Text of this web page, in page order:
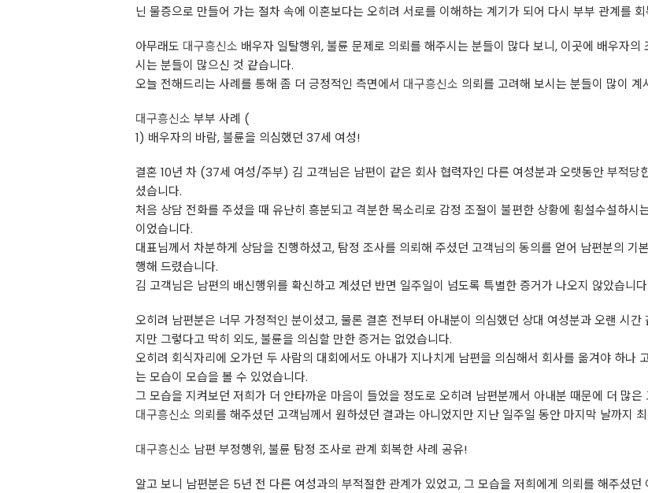
닌 물증으로 만들어 가는 절차 속에 이혼보다는 오히려 서로를 이해하는 계기가 되어 다시 부부 관계를
아무래도 대구흥신소 배우자 일탈행위, 불륜 문제로 의뢰를 해주시는 분들이 많다 보니, 이곳에 배우자
시는 분들이 많으신 것 같습니다.
오늘 전해드리는 사례를 통해 좀 더 긍정적인 측면에서 대구흥신소 의뢰를 고려해 보시는 분들이 많이 계
대구흥신소 부부 사례 (
1) 배우자의 바람, 불륜을 의심했던 37세 여성!
결혼 10년 차 (37세 여성/주부) 김 고객님은 남편이 같은 회사 협력자인 다른 여성분과 오랫동안 부적당
셨습니다.
처음 상담 전화를 주셨을 때 유난히 흥분되고 격분한 목소리로 감정 조절이 불편한 상황에 횡설수설하
이었습니다.
대표님께서 차분하게 상담을 진행하셨고, 탐정 조사를 의뢰해 주셨던 고객님의 동의를 얻어 남편분의 기
행해 드렸습니다.
김 고객님은 남편의 배신행위를 확신하고 계셨던 반면 일주일이 넘도록 특별한 증거가 나오지 않았습니다.
오히려 남편분은 너무 가정적인 분이셨고, 물론 결혼 전부터 아내분이 의심했던 상대 여성분과 오랜 시
지만 그렇다고 딱히 외도, 불륜을 의심할 만한 증거는 없었습니다.
오히려 회식자리에 오가던 두 사람의 대회에서도 아내가 지나치게 남편을 의심해서 회사를 옮겨야 하나
는 모습이 모습을 볼 수 있었습니다.
그 모습을 지켜보던 저희가 더 안타까운 마음이 들었을 정도로 오히려 남편분께서 아내분 때문에 더 많
대구흥신소 의뢰를 해주셨던 고객님께서 원하셨던 결과는 아니었지만 지난 일주일 동안 마지막 날까지
대구흥신소 남편 부정행위, 불륜 탐정 조사로 관계 회복한 사례 공유!
알고 보니 남편분은 5년 전 다른 여성과의 부적절한 관계가 있었고, 그 모습을 저희에게 의뢰를 해주셨